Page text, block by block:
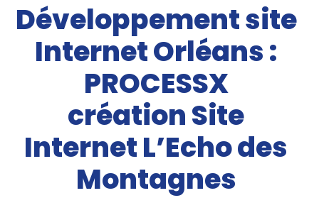
Développement site
Internet Orléans :
PROCESSX
création Site
Internet L’Echo des
Montagnes